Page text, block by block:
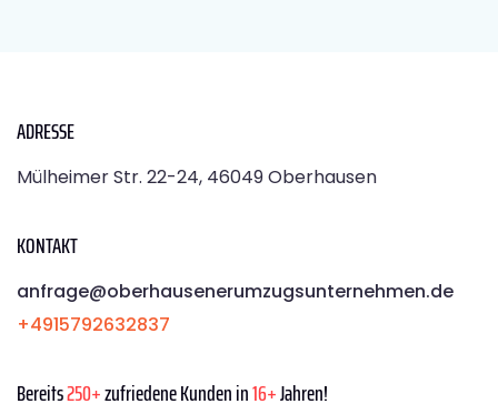
ADRESSE
Mülheimer Str. 22-24, 46049 Oberhausen
KONTAKT
anfrage@oberhausenerumzugsunternehmen.de
+4915792632837
Bereits250+zufriedene Kunden in16+Jahren!